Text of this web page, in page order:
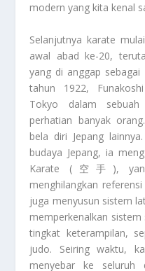
modern yang kita kenal
Selanjutnya karate
awal abad ke-20,
yang di anggap sebagai
tahun 1922,
Tokyo dalam
perhatian banyak
bela diri Jepang
budaya Jepang, ia
Karate (空手), yang
menghilangkan
juga menyusun sistem
memperkenalkan
tingkat keterampilan,
judo. Seiring waktu,
menyebar ke seluruh